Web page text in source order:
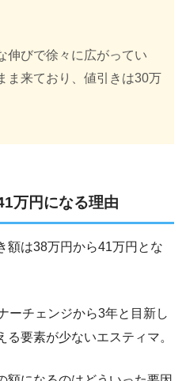
伸びで徐々に広がってい
ま来ており、値引きは30万
万円になる理由
額は38万円から41万円とな
ーチェンジから3年と目新し
要素が少ないエスティマ。